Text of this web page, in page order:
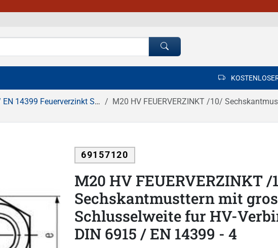
Feuerverzinkt Sechskantmuttern M20 HV FEUERVERZINKT /10/ Sechskantmusttern mit grosser
69157120
M20 HV FEUERVERZINKT /
Sechskantmusttern mit
Schlusselweite fur HV-
DIN 6915 / EN 14399 - 4